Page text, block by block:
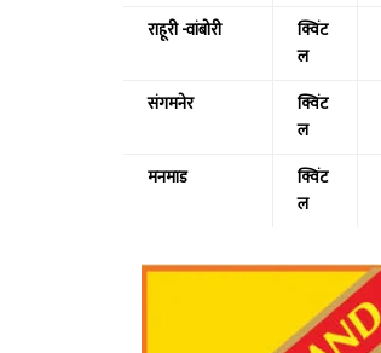
राहूरी -वांबोरी
क्विंट
ल
संगमनेर
क्विंट
ल
मनमाड
क्विंट
ल